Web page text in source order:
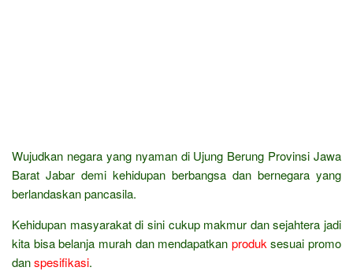
Wujudkan negara yang nyaman di Ujung Berung Provinsi Jawa
Barat Jabar demi kehidupan berbangsa dan bernegara yang
berlandaskan pancasila.
Kehidupan masyarakat di sini cukup makmur dan sejahtera jadi
kita bisa belanja murah dan mendapatkan produk sesuai promo
danspesifikasi.